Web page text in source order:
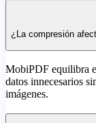
¿La compresión
MobiPDF equilibra
datos innecesarios
imágenes.